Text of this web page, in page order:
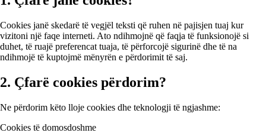
Cookies janë skedarë të vegjël teksti që ruhen në pajisjen tuaj kur
vizitoni një faqe interneti. Ato ndihmojnë që faqja të funksionojë si
duhet, të ruajë preferencat tuaja, të përforcojë sigurinë dhe të na
ndihmojë të kuptojmë mënyrën e përdorimit të saj.
2. Çfarë cookies përdorim?
Ne përdorim këto lloje cookies dhe teknologji të ngjashme:
Cookies të domosdoshme